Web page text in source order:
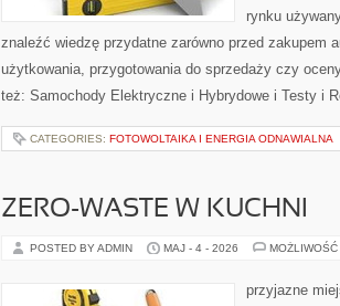
rynku
znaleźć wiedzę przydatne zarówno przed zakupem
użytkowania, przygotowania do sprzedaży czy
też: Samochody Elektryczne i Hybrydowe i Testy i
CATEGORIES: FOTOWOLTAIKA I ENERGIA ODNAWIALNA
ZERO-WASTE W KUCHNI
POSTED BY ADMIN MAJ - 4 - 2026
przyjazne